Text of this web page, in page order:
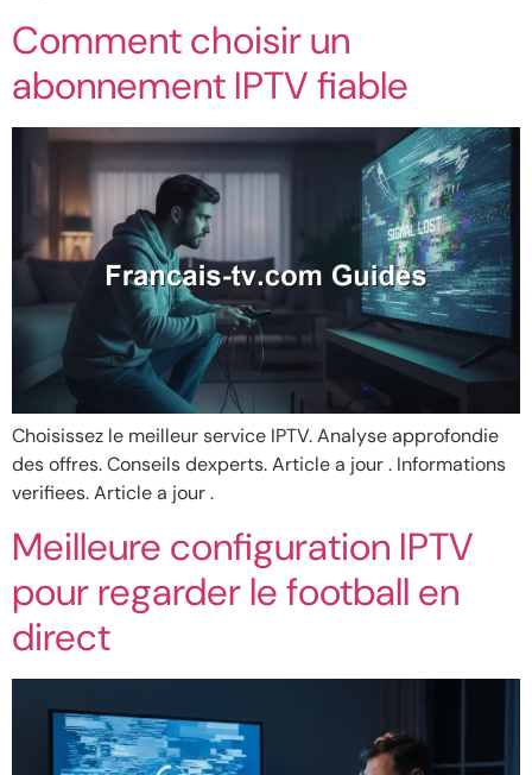
Comment choisir un
abonnement IPTV fiable
Choisissez le meilleur service IPTV. Analyse approfondie
des offres. Conseils dexperts. Article a jour . Informations
verifiees. Article a jour .
Meilleure configuration IPTV
pour regarder le football en
direct